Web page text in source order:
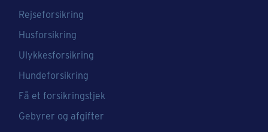
Rejseforsikring
Husforsikring
Ulykkesforsikring
Hundeforsikring
Få et forsikringstjek
Gebyrer og afgifter